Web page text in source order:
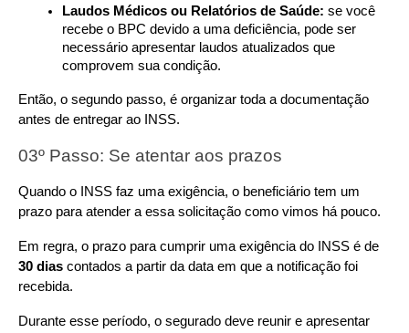
Laudos Médicos ou Relatórios de Saúde: se você
recebe o BPC devido a uma deficiência, pode ser
necessário apresentar laudos atualizados que
comprovem sua condição.
Então, o segundo passo, é organizar toda a documentação
antes de entregar ao INSS.
03º Passo: Se atentar aos prazos
Quando o INSS faz uma exigência, o beneficiário tem um
prazo para atender a essa solicitação como vimos há pouco.
30 dias contados a partir da data em que a notificação foi
recebida.
Durante esse período, o segurado deve reunir e apresentar